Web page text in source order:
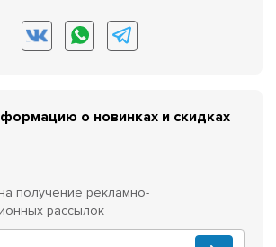
о новинках и скидках
получение рекламно-
рассылок